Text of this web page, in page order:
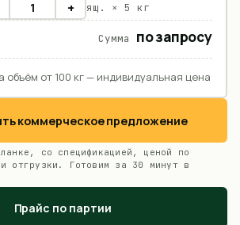
+ ящ. × 5 кг
Сумма по запросу
объём от 100 кг — индивидуальная цена
коммерческое предложение
со спецификацией, ценой по
отгрузки. Готовим за 30 минут в
Прайс по партии